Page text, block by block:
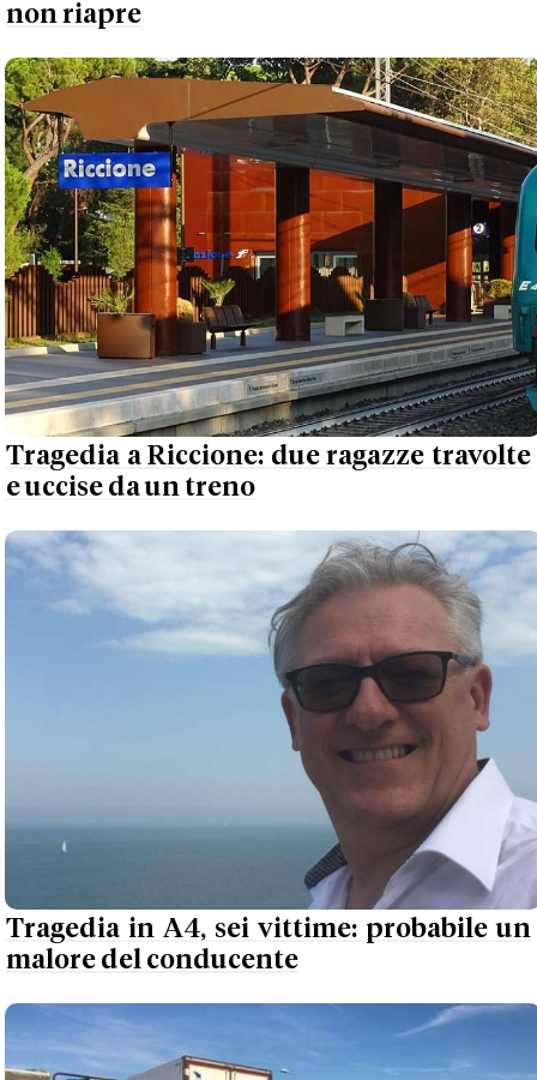
non riapre
Tragedia a Riccione: due ragazze travolte
e uccise da un treno
Tragedia in A4, sei vittime: probabile un
malore del conducente